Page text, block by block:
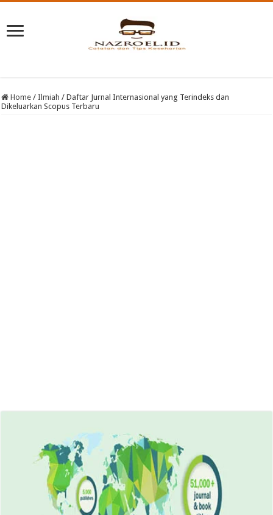
Home / Ilmiah / Daftar Jurnal Internasional yang Terindeks dan
Dikeluarkan Scopus Terbaru